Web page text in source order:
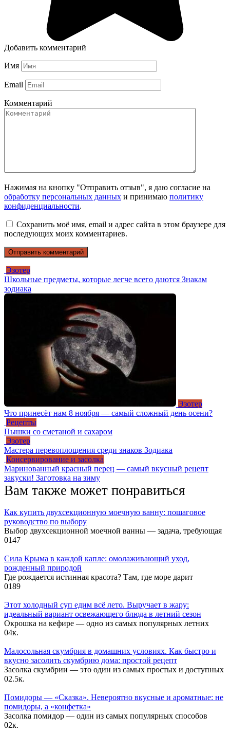
Добавить комментарий
Имя
Email
Комментарий
Нажимая на кнопку "Отправить отзыв", я даю согласие на
обработку персональных данных и принимаю политику
конфиденциальности.
Сохранить моё имя, email и адрес сайта в этом браузере для
последующих моих комментариев.
Эзотер
Школьные предметы, которые легче всего даются Знакам
зодиака
Эзотер
Что принесёт нам 8 ноября — самый сложный день осени?
Рецепты
Пышки со сметаной и сахаром
Эзотер
Мастера перевоплощения среди знаков Зодиака
Консервирование и засолка
Маринованный красный перец — самый вкусный рецепт
закуски! Заготовка на зиму
Вам также может понравиться
Как купить двухсекционную моечную ванну: пошаговое
руководство по выбору
Выбор двухсекционной моечной ванны — задача, требующая
0147
Сила Крыма в каждой капле: омолаживающий уход,
рожденный природой
Где рождается истинная красота? Там, где море дарит
0189
Этот холодный суп едим всё лето. Выручает в жару:
идеальный вариант освежающего блюда в летний сезон
Окрошка на кефире — одно из самых популярных летних
04к.
Малосольная скумбрия в домашних условиях. Как быстро и
вкусно засолить скумбрию дома: простой рецепт
Засолка скумбрии — это один из самых простых и доступных
02.5к.
Помидоры — «Сказка». Невероятно вкусные и ароматные: не
помидоры, а «конфетка»
Засолка помидор — один из самых популярных способов
02к.